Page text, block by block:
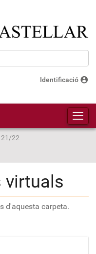
Identificació account_circle
21/22
virtuals
d'aquesta carpeta.